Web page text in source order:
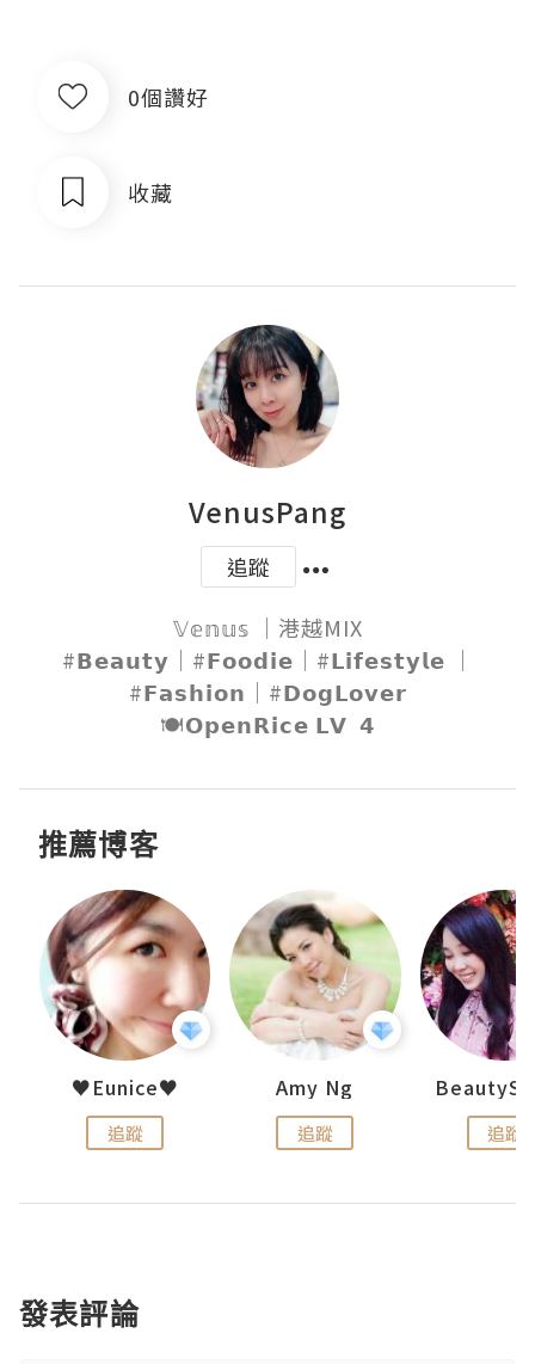
0個讚好
收藏
VenusPang
追蹤
𝕍𝕖𝕟𝕦𝕤 ｜港越MIX
#𝗕𝗲𝗮𝘂𝘁𝘆｜#𝗙𝗼𝗼𝗱𝗶𝗲｜#𝗟𝗶𝗳𝗲𝘀𝘁𝘆𝗹𝗲 ｜
#𝗙𝗮𝘀𝗵𝗶𝗼𝗻｜#𝗗𝗼𝗴𝗟𝗼𝘃𝗲𝗿
🍽𝗢𝗽𝗲𝗻𝗥𝗶𝗰𝗲 𝗟𝗩  𝟰
推薦博客
♥Eunice♥
追蹤
Amy Ng
追蹤 追蹤
發表評論